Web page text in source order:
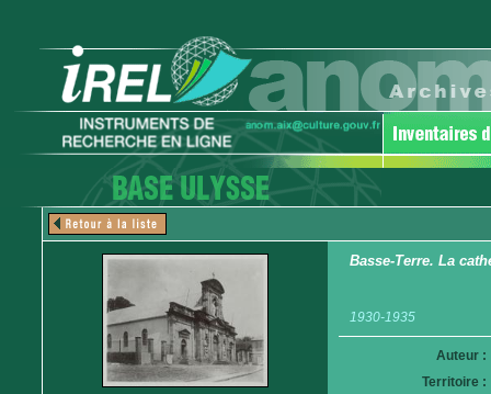
Basse-Terre. La
1930-1935
Auteur :
Territoire :